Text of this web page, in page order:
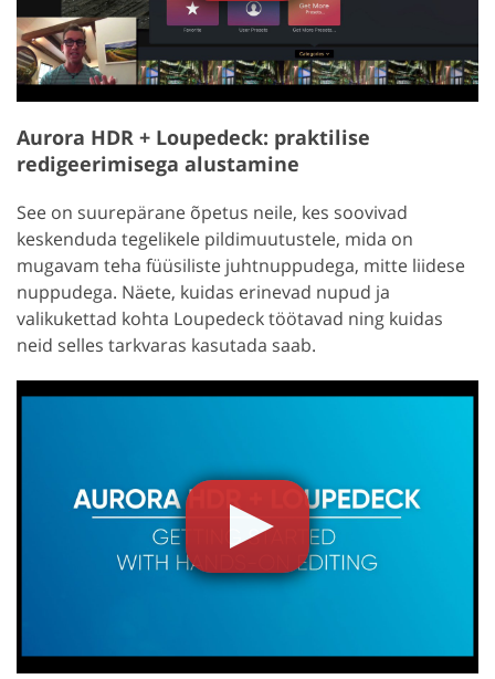
Aurora HDR + Loupedeck: praktilise
redigeerimisega alustamine
See on suurepärane õpetus neile, kes soovivad
keskenduda tegelikele pildimuutustele, mida on
mugavam teha füüsiliste juhtnuppudega, mitte liidese
nuppudega. Näete, kuidas erinevad nupud ja
valikukettad kohta Loupedeck töötavad ning kuidas
neid selles tarkvaras kasutada saab.